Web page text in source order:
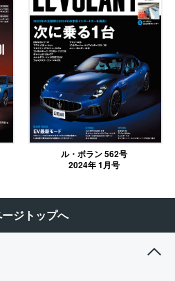
ル・ボラン 562号
2024年 1月号
ジトップへ